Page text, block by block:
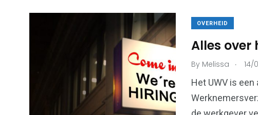
OVERHEID
Alles over
By Melissa . 14/
Het UWV is
Financiën &
Economie
Kansspelen